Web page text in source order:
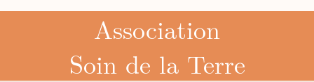
Association
Soin de la Terre